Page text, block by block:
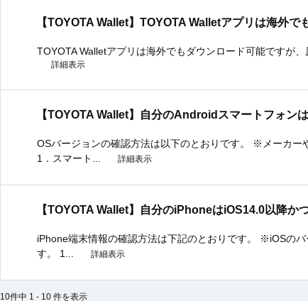
【TOYOTA Wallet】TOYOTA Walletアプリは海外
TOYOTA Walletアプリは海外でもダウンロード可能ですが
詳細表示
【TOYOTA Wallet】自分のAndroidスマートフォン
OSバージョンの確認方法は以下のとおりです。 ※メーカー
1．スマート...
詳細表示
【TOYOTA Wallet】自分のiPhoneはiOS14.0以降か
iPhone端末情報の確認方法は下記のとおりです。 ※iOSの
す。 1...
詳細表示
10件中 1 - 10 件を表示